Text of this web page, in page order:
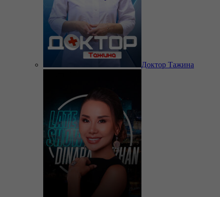
Доктор Тажина